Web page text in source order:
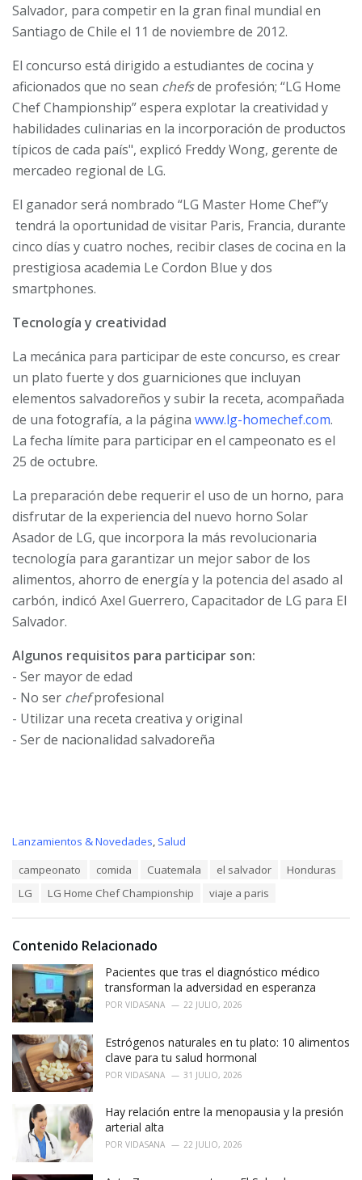
Salvador, para competir en la gran final mundial en
Santiago de Chile el 11 de noviembre de 2012.
El concurso está dirigido a estudiantes de cocina y
aficionados que no sean chefsde profesión; “LG Home
Chef Championship” espera explotar la creatividad y
habilidades culinarias en la incorporación de productos
típicos de cada país", explicó Freddy Wong, gerente de
mercadeo regional de LG.
El ganador será nombrado “LG Master Home Chef”y
tendrá la oportunidad de visitar Paris, Francia, durante
cinco días y cuatro noches, recibir clases de cocina en la
prestigiosa academia Le Cordon Blue y dos
smartphones.
Tecnología y creatividad
La mecánica para participar de este concurso, es crear
un plato fuerte y dos guarniciones que incluyan
elementos salvadoreños y subir la receta, acompañada
de una fotografía, a la página www.lg-homechef.com.
La fecha límite para participar en el campeonato es el
25 de octubre.
La preparación debe requerir el uso de un horno, para
disfrutar de la experiencia del nuevo horno Solar
Asador de LG, que incorpora la más revolucionaria
tecnología para garantizar un mejor sabor de los
alimentos, ahorro de energía y la potencia del asado al
carbón, indicó Axel Guerrero, Capacitador de LG para El
Salvador.
Algunos requisitos para participar son:
- Ser mayor de edad
- No ser chefprofesional
- Utilizar una receta creativa y original
- Ser de nacionalidad salvadoreña
C
i
s
Lanzamientos & Novedades, Salud
campeonato comida Cuatemala el salvador
Honduras
LG
LG Home Chef Championship viaje a paris
Contenido Relacionado
Pacientes que tras el diagnóstico médico
transforman la adversidad en esperanza
POR VIDASANA 22 JULIO, 2026
Estrógenos naturales en tu plato: 10 alimentos
clave para tu salud hormonal
POR VIDASANA 31 JULIO, 2026
Hay relación entre la menopausia y la presión
arterial alta
POR VIDASANA 22 JULIO, 2026